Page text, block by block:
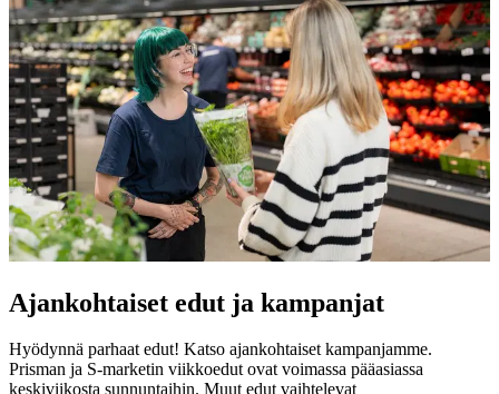
Ajankohtaiset edut ja kampanjat
Hyödynnä parhaat edut! Katso ajankohtaiset kampanjamme.
Prisman ja S-marketin viikkoedut ovat voimassa pääasiassa
keskiviikosta sunnuntaihin. Muut edut vaihtelevat